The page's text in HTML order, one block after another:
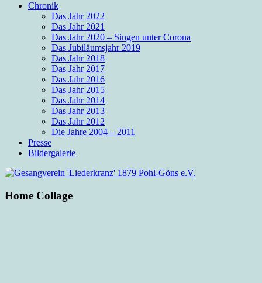
Chronik
Das Jahr 2022
Das Jahr 2021
Das Jahr 2020 – Singen unter Corona
Das Jubiläumsjahr 2019
Das Jahr 2018
Das Jahr 2017
Das Jahr 2016
Das Jahr 2015
Das Jahr 2014
Das Jahr 2013
Das Jahr 2012
Die Jahre 2004 – 2011
Presse
Bildergalerie
Home Collage